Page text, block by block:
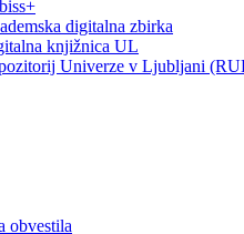
digitalna zbirka
knjižnica UL
Univerze v Ljubljani
obvestila